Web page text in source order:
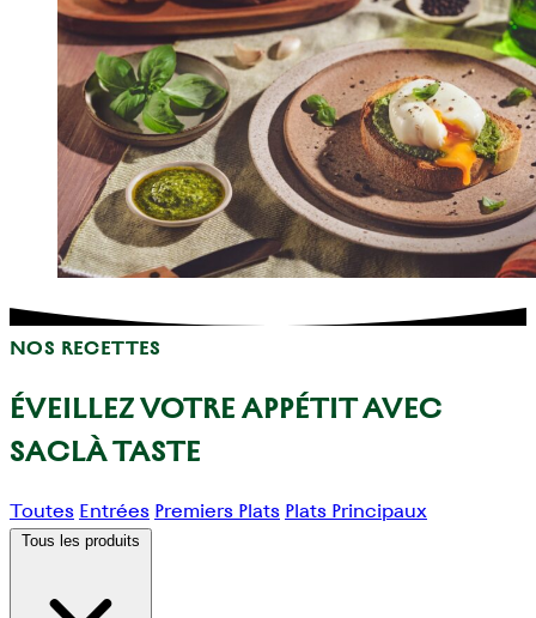
NOS RECETTES
ÉVEILLEZ VOTRE APPÉTIT AVEC
SACLÀ TASTE
Toutes Entrées Premiers Plats Plats Principaux
Tous les produits